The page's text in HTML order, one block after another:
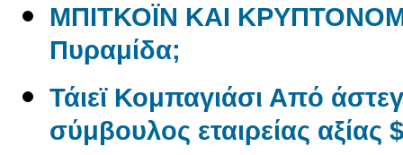
ΜΠΙΤΚΟΪΝ ΚΑΙ
Πυραμίδα;
Τάιεϊ Κομπαγιάσι Από
σύμβουλος εταιρείας αξίας